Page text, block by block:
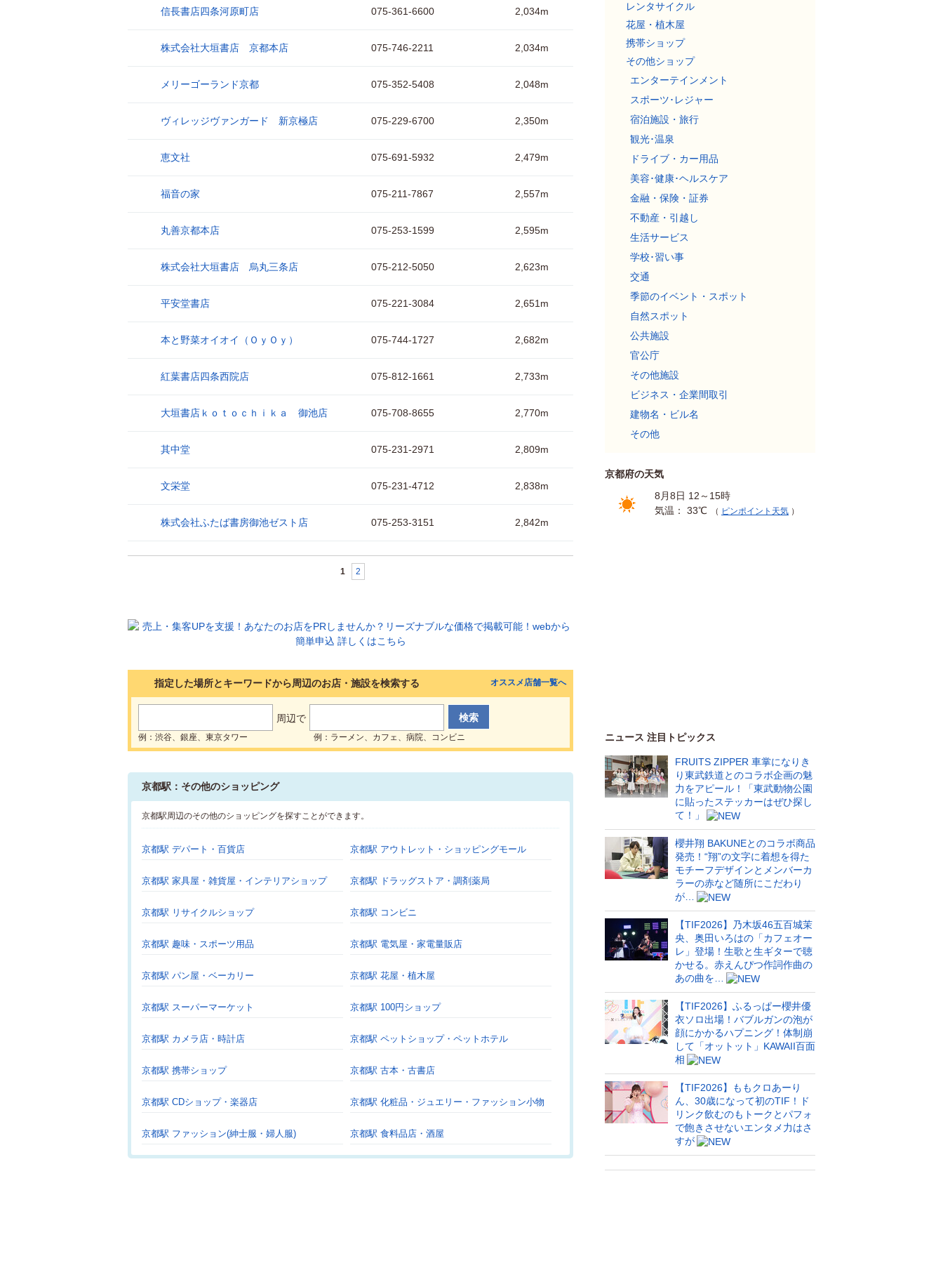
信長書店四条河原町店 075-361-6600 2,034m
株式会社大垣書店 京都本店 075-746-2211 2,034m
メリーゴーランド京都 075-352-5408 2,048m
ヴィレッジヴァンガード 新京極店 075-229-6700 2,350m
恵文社 075-691-5932 2,479m
福音の家 075-211-7867 2,557m
丸善京都本店 075-253-1599 2,595m
株式会社大垣書店 烏丸三条店 075-212-5050 2,623m
平安堂書店 075-221-3084 2,651m
本と野菜オイオイ（ＯｙＯｙ） 075-744-1727 2,682m
紅葉書店四条西院店 075-812-1661 2,733m
大垣書店ｋｏｔｏｃｈｉｋａ 御池店 075-708-8655 2,770m
其中堂 075-231-2971 2,809m
文栄堂 075-231-4712 2,838m
株式会社ふたば書房御池ゼスト店 075-253-3151 2,842m
1 2
指定した場所とキーワードから周辺のお店・施設を検索する
周辺で
例：渋谷、銀座、東京タワー 例：ラーメン、カフェ、病院、コンビニ
オススメ店舗一覧へ
京都駅：その他のショッピング
京都駅周辺のその他のショッピングを探すことができます。
京都駅 デパート・百貨店 京都駅 アウトレット・ショッピングモール
京都駅 家具屋・雑貨屋・インテリアショップ 京都駅 ドラッグストア・調剤薬局
京都駅 リサイクルショップ 京都駅 コンビニ
京都駅 趣味・スポーツ用品 京都駅 電気屋・家電量販店
京都駅 パン屋・ベーカリー 京都駅 花屋・植木屋
京都駅 スーパーマーケット 京都駅 100円ショップ
京都駅 カメラ店・時計店 京都駅 ペットショップ・ペットホテル
京都駅 携帯ショップ 京都駅 古本・古書店
京都駅 CDショップ・楽器店 京都駅 化粧品・ジュエリー・ファッション小物
京都駅 ファッション(紳士服・婦人服) 京都駅 食料品店・酒屋
レンタサイクル
花屋・植木屋
携帯ショップ
その他ショップ
エンターテインメント
スポーツ･レジャー
宿泊施設・旅行
観光･温泉
ドライブ・カー用品
美容･健康･ヘルスケア
金融・保険・証券
不動産・引越し
生活サービス
学校･習い事
交通
季節のイベント・スポット
自然スポット
公共施設
官公庁
その他施設
ビジネス・企業間取引
建物名・ビル名
その他
京都府の天気
8月8日 12～15時
気温： 33℃
（ ピンポイント天気 ）
ニュース 注目トピックス
FRUITS ZIPPER 車掌になりき
り東武鉄道とのコラボ企画の魅
力をアピール！「東武動物公園
に貼ったステッカーはぜひ探し
て！」
櫻井翔 BAKUNEとのコラボ商品
発売！“翔”の文字に着想を得た
モチーフデザインとメンバーカ
ラーの赤など随所にこだわり
が…
【TIF2026】乃木坂46五百城茉
央、奥田いろはの「カフェオー
レ」登場！生歌と生ギターで聴
かせる。赤えんぴつ作詞作曲の
あの曲を…
【TIF2026】ふるっぱー櫻井優
衣ソロ出場！バブルガンの泡が
顔にかかるハプニング！体制崩
して「オットット」KAWAII百面
相
【TIF2026】ももクロあーり
ん、30歳になって初のTIF！ド
リンク飲むのもトークとパフォ
で飽きさせないエンタメ力はさ
すが